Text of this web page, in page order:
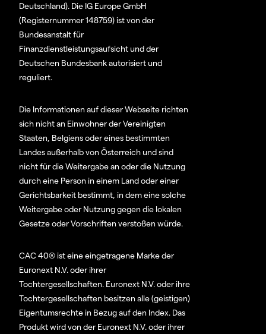
Deutschland). Die IG Europe GmbH
(Registernummer 148759) ist von der
Bundesanstalt für
Finanzdienstleistungsaufsicht und der
Deutschen Bundesbank autorisiert und
reguliert.
Die Informationen auf dieser Webseite richten
sich nicht an Einwohner der Vereinigten
Staaten, Belgiens oder eines bestimmten
Landes außerhalb von Österreich und sind
nicht für die Weitergabe an oder die Nutzung
durch eine Person in einem Land oder einer
Gerichtsbarkeit bestimmt, in dem eine solche
Weitergabe oder Nutzung gegen die lokalen
Gesetze oder Vorschriften verstoßen würde.
CAC 40® ist eine eingetragene Marke der
Euronext N.V. oder ihrer
Tochtergesellschaften. Euronext N.V. oder ihre
Tochtergesellschaften besitzen alle (geistigen)
Eigentumsrechte in Bezug auf den Index. Das
Produkt wird von der Euronext N.V. oder ihrer